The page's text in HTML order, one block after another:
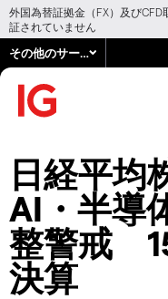
外国為替証拠金（FX）及び
証されていません
その他のサービス
日経平均
AI・半導
整警戒
決算